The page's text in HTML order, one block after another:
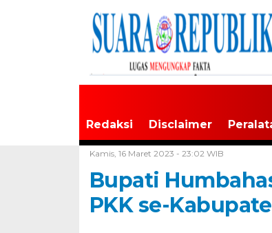
Redaksi Disclaimer
Kamis, 16 Maret 2023 - 23:02 WIB
Bupati
PKK se-